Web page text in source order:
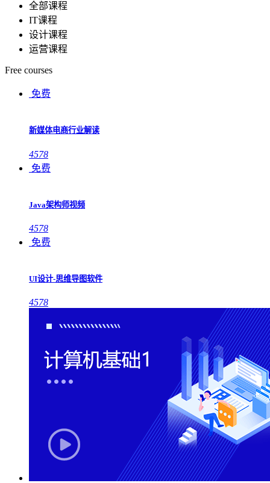
全部课程
IT课程
设计课程
运营课程
Free courses
免费
新媒体电商行业解读
4578
免费
Java架构师视频
4578
免费
UI设计-思维导图软件
4578